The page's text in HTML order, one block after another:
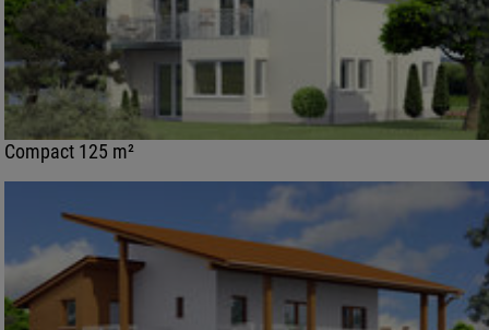
Compact 125 m²